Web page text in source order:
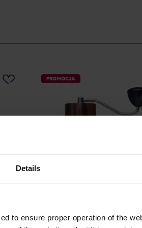
Details
to ensure proper operation of the
PROMOCJA
Nitro Liquid Amber